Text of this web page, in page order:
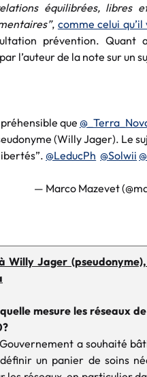
équilibrées, libres
, comme celui
prévention.
l’auteur de la note sur un
que
(Willy Jager). Le
@LeducPh @Solwii
— Marco Mazevet
Willy Jager
mesure les réseaux
a souhaité
un panier de soins